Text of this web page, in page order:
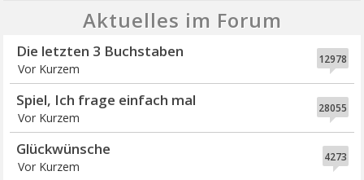
Aktuelles im Forum
12978
Die letzten 3 Buchstaben
Vor Kurzem
28055
Spiel, Ich frage einfach mal
Vor Kurzem
4273
Glückwünsche
Vor Kurzem